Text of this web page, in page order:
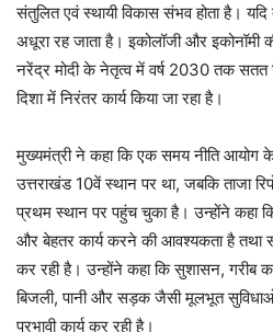
संतुलित एवं स्थायी विकास संभव होता है।
अधूरा रह जाता है। इकोलॉजी और इकोनॉमी
नरेंद्र मोदी के नेतृत्व में वर्ष 2030 तक सतत
दिशा में निरंतर कार्य किया जा रहा है।
मुख्यमंत्री ने कहा कि एक समय नीति आयोग
उत्तराखंड 10वें स्थान पर था, जबकि ताजा
प्रथम स्थान पर पहुंच चुका है। उन्होंने कहा
और बेहतर कार्य करने की आवश्यकता है तथा
कर रही है। उन्होंने कहा कि सुशासन, गरीब
बिजली, पानी और सड़क जैसी मूलभूत
प्रभावी कार्य कर रही है।